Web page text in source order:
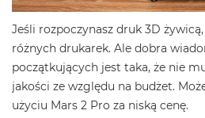
Jeśli rozpoczynasz druk 3D
różnych drukarek. Ale dobra
początkujących jest taka, że nie
jakości ze względu na budżet.
użyciu Mars 2 Pro za niską cenę.